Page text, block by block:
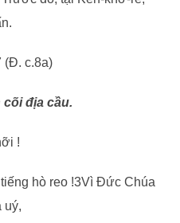
(Đ. c.8a)
cõi địa cầu.
!
hò reo !3Vì Đức Chúa
uý,